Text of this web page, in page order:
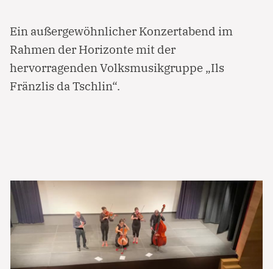
Ein außergewöhnlicher Konzertabend im
Rahmen der Horizonte mit der
hervorragenden Volksmusikgruppe „Ils
Fränzlis da Tschlin“.